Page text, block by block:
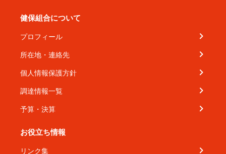
健保組合について
プロフィール
所在地・連絡先
個人情報保護方針
調達情報一覧
予算・決算
お役立ち情報
リンク集